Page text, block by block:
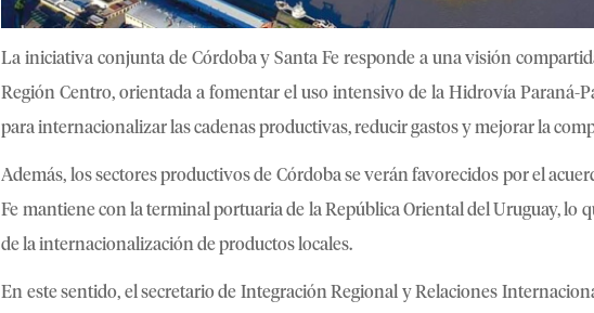
La iniciativa conjunta de Córdoba y Santa Fe responde a una visión
Región Centro, orientada a fomentar el uso intensivo de la Hidrovía Paraná-
para internacionalizar las cadenas productivas, reducir gastos y mejorar la
Además, los sectores productivos de Córdoba se verán favorecidos por el
Fe mantiene con la terminal portuaria de la República Oriental del Uruguay, lo
de la internacionalización de productos locales.
En este sentido, el secretario de Integración Regional y Relaciones